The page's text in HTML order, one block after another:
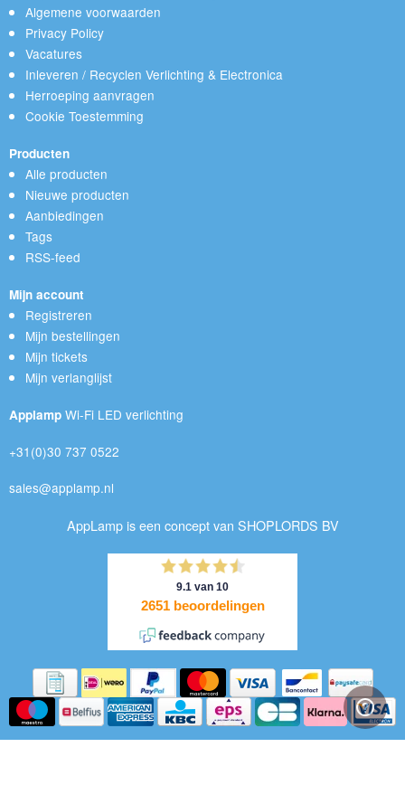
Algemene voorwaarden
Privacy Policy
Vacatures
Inleveren / Recyclen Verlichting & Electronica
Herroeping aanvragen
Cookie Toestemming
Producten
Alle producten
Nieuwe producten
Aanbiedingen
Tags
RSS-feed
Mijn account
Registreren
Mijn bestellingen
Mijn tickets
Mijn verlanglijst
Applamp Wi-Fi LED verlichting
+31(0)30 737 0522
sales@applamp.nl
AppLamp is een concept van SHOPLORDS BV